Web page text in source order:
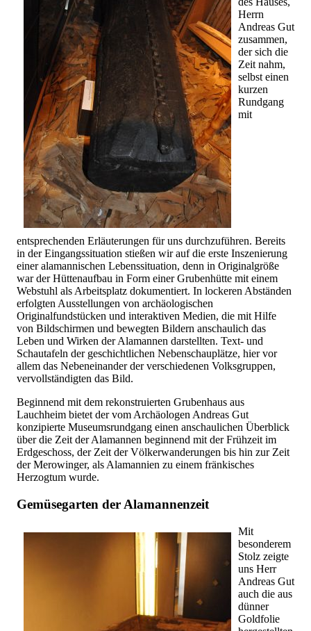
Herrn
Andreas Gut
zusammen,
der sich die
Zeit nahm,
selbst einen
kurzen
Rundgang
mit
entsprechenden Erläuterungen für uns durchzuführen. Bereits
in der Eingangssituation stießen wir auf die erste Inszenierung
einer alamannischen Lebenssituation, denn in Originalgröße
war der Hüttenaufbau in Form einer Grubenhütte mit einem
Webstuhl als Arbeitsplatz dokumentiert. In lockeren Abständen
erfolgten Ausstellungen von archäologischen
Originalfundstücken und interaktiven Medien, die mit Hilfe
von Bildschirmen und bewegten Bildern anschaulich das
Leben und Wirken der Alamannen darstellten. Text- und
Schautafeln der geschichtlichen Nebenschauplätze, hier vor
allem das Nebeneinander der verschiedenen Volksgruppen,
vervollständigten das Bild.
Beginnend mit dem rekonstruierten Grubenhaus aus
Lauchheim bietet der vom Archäologen Andreas Gut
konzipierte Museumsrundgang einen anschaulichen Überblick
über die Zeit der Alamannen beginnend mit der Frühzeit im
Erdgeschoss, der Zeit der Völkerwanderungen bis hin zur Zeit
der Merowinger, als Alamannien zu einem fränkisches
Herzogtum wurde.
Gemüsegarten der Alamannenzeit
Mit
besonderem
Stolz zeigte
uns Herr
Andreas Gut
auch die aus
dünner
Goldfolie